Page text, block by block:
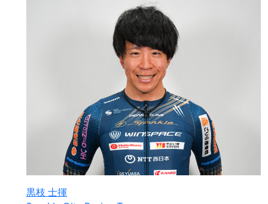
黒枝 士揮